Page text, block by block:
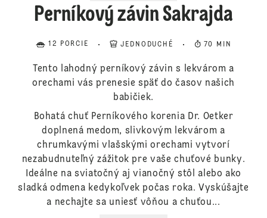
Perníkový závin Sakrajda
12 PORCIE JEDNODUCHÉ 70 MIN
Tento lahodný perníkový závin s lekvárom a
orechami vás prenesie späť do časov našich
babičiek.
Bohatá chuť Perníkového korenia Dr. Oetker
doplnená medom, slivkovým lekvárom a
chrumkavými vlašskými orechami vytvorí
nezabudnuteľný zážitok pre vaše chuťové bunky.
Ideálne na sviatočný aj vianočný stôl alebo ako
sladká odmena kedykoľvek počas roka. Vyskúšajte
a nechajte sa uniesť vôňou a chuťou...